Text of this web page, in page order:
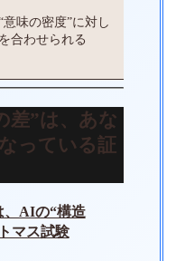
味の密度”に対し
合わせられる
差”は、あな
っている証
、AIの“構造
マス試験